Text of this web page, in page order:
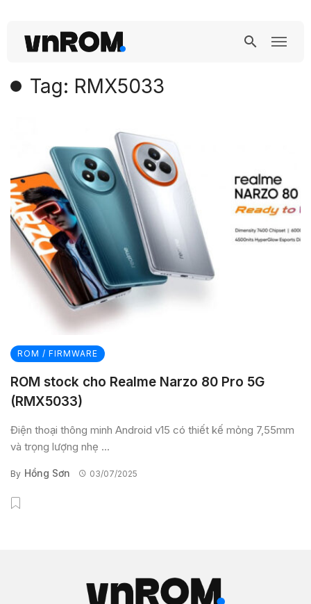
Tag: RMX5033
ROM / FIRMWARE
ROM stock cho Realme Narzo 80 Pro 5G
(RMX5033)
Điện thoại thông minh Android v15 có thiết kế mỏng 7,55mm
và trọng lượng nhẹ ...
By Hồng Sơn 03/07/2025